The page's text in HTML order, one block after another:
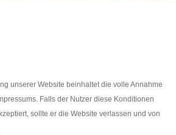
unserer Website beinhaltet die volle Annahme
Falls der Nutzer diese Konditionen
sollte er die Website verlassen und von